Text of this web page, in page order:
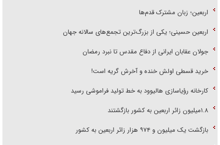
اربعین؛ زبان مشترک قدم‌ها
اربعین حسینی؛ یکی از بزرگ‌ترین تجمع‌های سالانه جهان
جولان عقابان ایرانی از دفاع مقدس تا نبرد رمضان
خرید قسطی اولش خنده و آخرش گریه است!
کارخانه رؤیاسازی هالیوود به خط تولید فراموشی رسید
۱.۸میلیون زائر اربعین به کشور بازگشتند
بازگشت یک میلیون و ۹۷۴ هزار زائر اربعین به کشور